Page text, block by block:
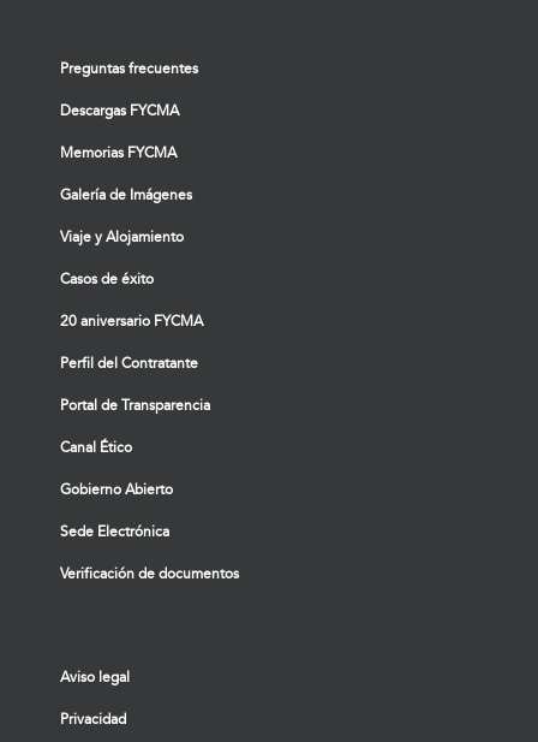
Preguntas frecuentes
Descargas FYCMA
Memorias FYCMA
Galería de Imágenes
Viaje y Alojamiento
Casos de éxito
20 aniversario FYCMA
Perfil del Contratante
Portal de Transparencia
Canal Ético
Gobierno Abierto
Sede Electrónica
Verificación de documentos
Aviso legal
Privacidad